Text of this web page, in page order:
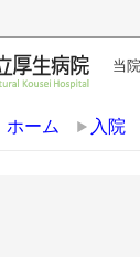
当
ホーム 入院